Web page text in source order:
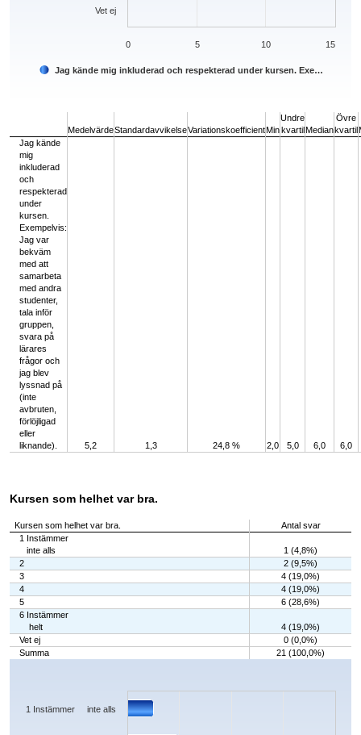
Jag kände mig inkluderad och respekterad under kursen. Exe…
Vet ej
0 10
5 15
MedelvärdeStandardavvikelseVariationskoefficientMin
Undre
kvartil Median
Övre
kvartil
Jag kände
mig
inkluderad
och
respekterad
under
kursen.
Exempelvis:
Jag var
bekväm
med att
samarbeta
med andra
studenter,
tala inför
gruppen,
svara på
lärares
frågor och
jag blev
lyssnad på
(inte
avbruten,
förlöjligad
eller
liknande).
5,2 1,3 24,8 % 2,0 5,0 6,0 6,0
Kursen som helhet var bra.
Kursen som helhet var bra.
Antal svar
1 Instämmer
inte alls
1 (4,8%)
2
2 (9,5%)
3
4 (19,0%)
4
4 (19,0%)
5
6 (28,6%)
6 Instämmer
helt
4 (19,0%)
Vet ej
0 (0,0%)
Summa
21 (100,0%)
Chart
The chart has 1 X axis displaying categories.
The chart has 1 Y axis displaying values. Data ranges from 0 to 6.
1 Instämmer inte alls